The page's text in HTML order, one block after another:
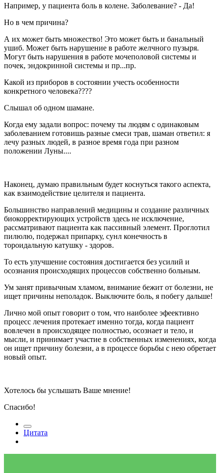
Например, у пациента боль в колене. Заболевание? - Да!
Но в чем причина?
А их может быть множество! Это может быть и банальный
ушиб. Может быть нарушение в работе желчного пузыря.
Могут быть нарушения в работе мочеполовой системы и
почек, эндокринной системы и пр...пр.
Какой из приборов в состоянии учесть особенности
конкретного человека????
Слышал об одном шамане.
Когда ему задали вопрос: почему ты людям с одинаковым
заболеванием готовишь разные смеси трав, шаман ответил: я
лечу разных людей, в разное время года при разном
положении Луны....
Наконец, думаю правильным будет коснуться такого аспекта,
как взаимодействие целителя и пациента.
Большинство направлений медицины и создание различных
биокорректирующих устройств здесь не исключение,
рассматривают пациента как пассивный элемент. Проглотил
пилюлю, подержал припарку, сунл конечность в
тороидальную катушку - здоров.
То есть улучшение состояния достигается без усилий и
осознания происходящих процессов собственно больным.
Ум занят привычным хламом, внимание бежит от болезни, не
ищет причины неполадок. Выключите боль, я побегу дальше!
Лично мой опыт говорит о том, что наиболее эфеективно
процесс лечения протекает именно тогда, когда пациент
вовлечен в происходящее полностью, осознает и тело, и
мысли, и принимает участие в собственных изменениях, когда
он ищет причину болезни, а в процессе борьбы с нею обретает
новый опыт.
Хотелось бы услышать Ваше мнение!
Спасибо!
Цитата